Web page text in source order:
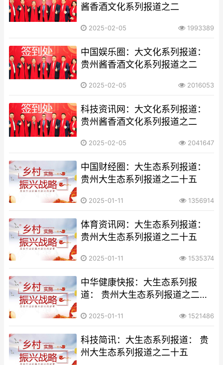
酱香酒文化系列报道之二
2025-02-05 1993389
中国娱乐圈：大文化系列报道：
贵州酱香酒文化系列报道之二
2025-02-05 2016053
科技资讯网：大文化系列报道：
贵州酱香酒文化系列报道之二
2025-02-05 2041647
中国财经圈：大生态系列报道：
贵州大生态系列报道之二十五
2025-01-11 1356914
体育资讯网：大生态系列报道：
贵州大生态系列报道之二十五
2025-01-11 1535374
中华健康快报：大生态系列报
道： 贵州大生态系列报道之二十
2025-01-11 1521486
科技简讯：大生态系列报道： 贵
州大生态系列报道之二十五